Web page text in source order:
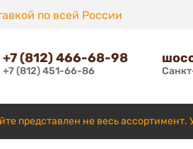
по всей России
+7 (812) 466-68-98
+7 (812) 451-66-86
представлен не весь